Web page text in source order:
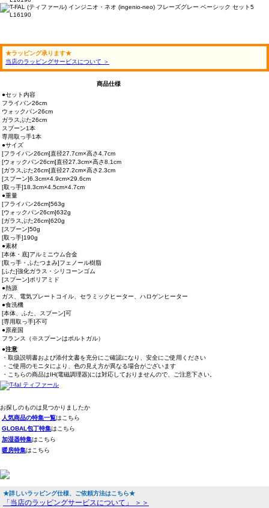
★ラッピング承ります★
当店のラッピングサービスについて ＞
商品仕様
●セット内容
フライパン26cm
ウォックパン26cm
ガラスぶた26cm
スプーン1本
専用取っ手1本
●サイズ
[フライパン26cm]直径27.7cm×高さ4.7cm
[ウォックパン26cm]直径27.3cm×高さ8.1cm
[ガラスぶた26cm]直径27.2cm×高さ2.3cm
[スプーン]6.3cm×4.9cm×29.6cm
[取っ手]18.3cm×4.5cm×4.7cm
●重量
[フライパン26cm]563g
[ウォックパン26cm]632g
[ガラスぶた26cm]620g
[スプーン]50g
[取っ手]190g
●素材
[本体・底]アルミニウム合金
[取っ手・ふたつまみ]フェノール樹脂
[ふた]強化ガラス・シリコーンゴム
[スプーン]ポリアミド
●熱源
ガス、電気プレートコイル、セラミックヒーター、ハロゲンヒーター
●食洗機
[本体、ふた、スプーン]可
[専用取っ手]不可
●原産国
フランス（※スプーンはポルトガル）
●注意
・取扱説明書および添付文書を充分にご確認になり、安全にご使用ください
・ご使用のモニタにより、色の見え方が異なる場合がございます
・こちらの商品はIH(電磁調理器)には対応しておりませんので、ご注意下さい。
お探しのものは見つかりましたか
人気商品の特集一覧はこちら
GLOBAL包丁特集はこちら
加湿器特集はこちら
暖房特集はこちら
★詳しいラッピング仕様、ご依頼方法はこちら★
「当店のラッピングサービスについて」 ＞＞